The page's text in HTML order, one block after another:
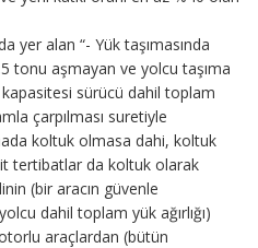
yer alan “- Yük taşımasında
tonu aşmayan ve yolcu taşıma
sürücü dahil toplam
çarpılması suretiyle
koltuk olmasa dahi, koltuk
tertibatlar da koltuk olarak
(bir aracın güvenle
dahil toplam yük ağırlığı)
araçlardan (bütün